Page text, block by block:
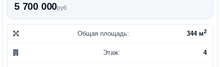
5 700 000руб
Общая площадь: 344 м2
Этаж: 4